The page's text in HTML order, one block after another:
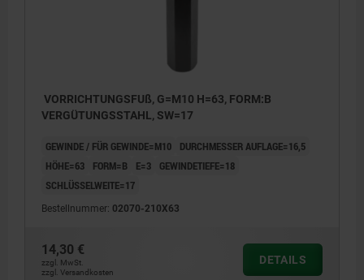
VORRICHTUNGSFUß, G=M10 H=63, FORM:B
VERGÜTUNGSSTAHL, SW=17
GEWINDE / FÜR GEWINDE=M10
DURCHMESSER AUFLAGE=16,5
HÖHE=63
FORM=B E=3
GEWINDETIEFE=18
SCHLÜSSELWEITE=17
Bestellnummer: 02070-210X63
14,30 €
zzgl. MwSt.
zzgl. Versandkosten
DETAILS